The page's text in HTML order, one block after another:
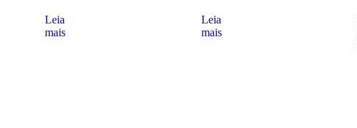
Leia
mais
Leia
mais